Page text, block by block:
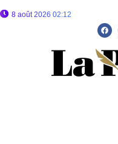
8 août 2026 02:12